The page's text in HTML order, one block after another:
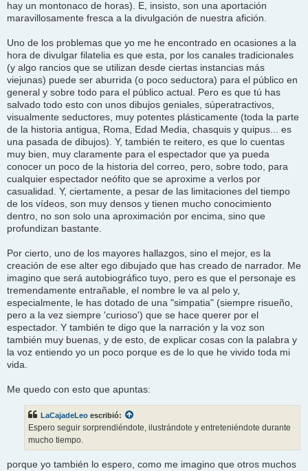
hay un montonaco de horas). E, insisto, son una aportación
maravillosamente fresca a la divulgación de nuestra afición.
Uno de los problemas que yo me he encontrado en ocasiones a la
hora de divulgar filatelia es que esta, por los canales tradicionales
(y algo rancios que se utilizan desde ciertas instancias más
viejunas) puede ser aburrida (o poco seductora) para el público en
general y sobre todo para el público actual. Pero es que tú has
salvado todo esto con unos dibujos geniales, súperatractivos,
visualmente seductores, muy potentes plásticamente (toda la parte
de la historia antigua, Roma, Edad Media, chasquis y quipus... es
una pasada de dibujos). Y, también te reitero, es que lo cuentas
muy bien, muy claramente para el espectador que ya pueda
conocer un poco de la historia del correo, pero, sobre todo, para
cualquier espectador neófito que se aproxime a verlos por
casualidad. Y, ciertamente, a pesar de las limitaciones del tiempo
de los vídeos, son muy densos y tienen mucho conocimiento
dentro, no son solo una aproximación por encima, sino que
profundizan bastante.
Por cierto, uno de los mayores hallazgos, sino el mejor, es la
creación de ese alter ego dibujado que has creado de narrador. Me
imagino que será autobiográfico tuyo, pero es que el personaje es
tremendamente entrañable, el nombre le va al pelo y,
especialmente, le has dotado de una "simpatia" (siempre risueño,
pero a la vez siempre 'curioso') que se hace querer por el
espectador. Y también te digo que la narración y la voz son
también muy buenas, y de esto, de explicar cosas con la palabra y
la voz entiendo yo un poco porque es de lo que he vivido toda mi
vida.
Me quedo con esto que apuntas:
LaCajadeLeo escribió:
Espero seguir sorprendiéndote, ilustrándote y entreteniéndote durante
mucho tiempo.
porque yo también lo espero, como me imagino que otros muchos